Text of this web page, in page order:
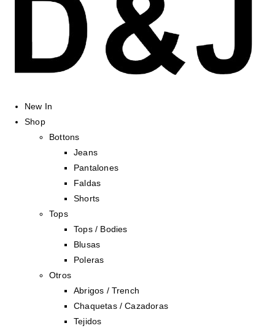
New In
Shop
Bottons
Jeans
Pantalones
Faldas
Shorts
Tops
Tops / Bodies
Blusas
Poleras
Otros
Abrigos / Trench
Chaquetas / Cazadoras
Tejidos